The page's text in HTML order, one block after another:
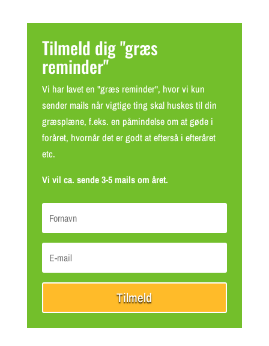
Tilmeld dig "græs
reminder"
Vi har lavet en "græs reminder", hvor vi kun
sender mails når vigtige ting skal huskes til din
græsplæne, f.eks. en påmindelse om at gøde i
foråret, hvornår det er godt at efterså i efteråret
etc.
Vi vil ca. sende 3-5 mails om året.
Tilmeld